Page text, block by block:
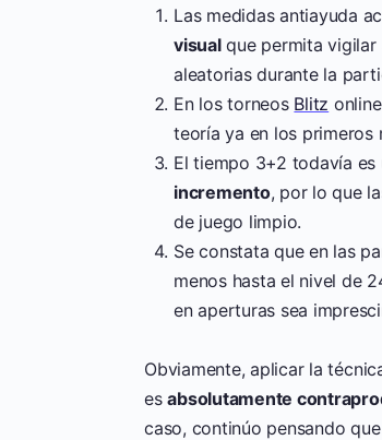
Las medidas antiayuda
visualque permita vigilar
aleatorias durante la
En los torneos Blitz
teoría ya en los primeros
El tiempo 3+2 todavía
incremento, por lo que
de juego limpio.
Se constata que en las
menos hasta el nivel de
en aperturas sea
Obviamente, aplicar la
esabsolutamente
caso, continúo pensando